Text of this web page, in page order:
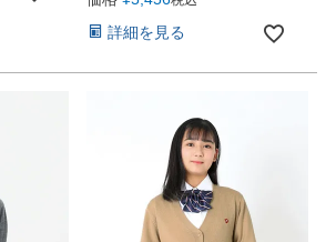
詳細を見る